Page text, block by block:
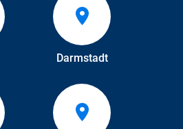
Darmstadt